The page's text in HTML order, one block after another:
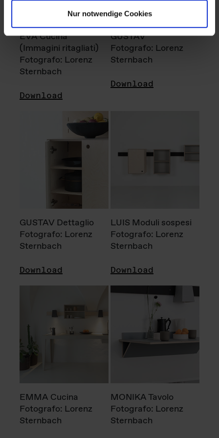
Nur notwendige Cookies
EVA Cucina
(Immagini ritagliati)
Fotografo: Lorenz
Sternbach
Download
GUSTAV
Fotografo: Lorenz
Sternbach
Download
GUSTAV Dettaglio
Fotografo: Lorenz
Sternbach
Download
LUIS Moduli sospesi
Fotografo: Lorenz
Sternbach
Download
EMMA Cucina
Fotografo: Lorenz
Sternbach
MONIKA Tavolo
Fotografo: Lorenz
Sternbach